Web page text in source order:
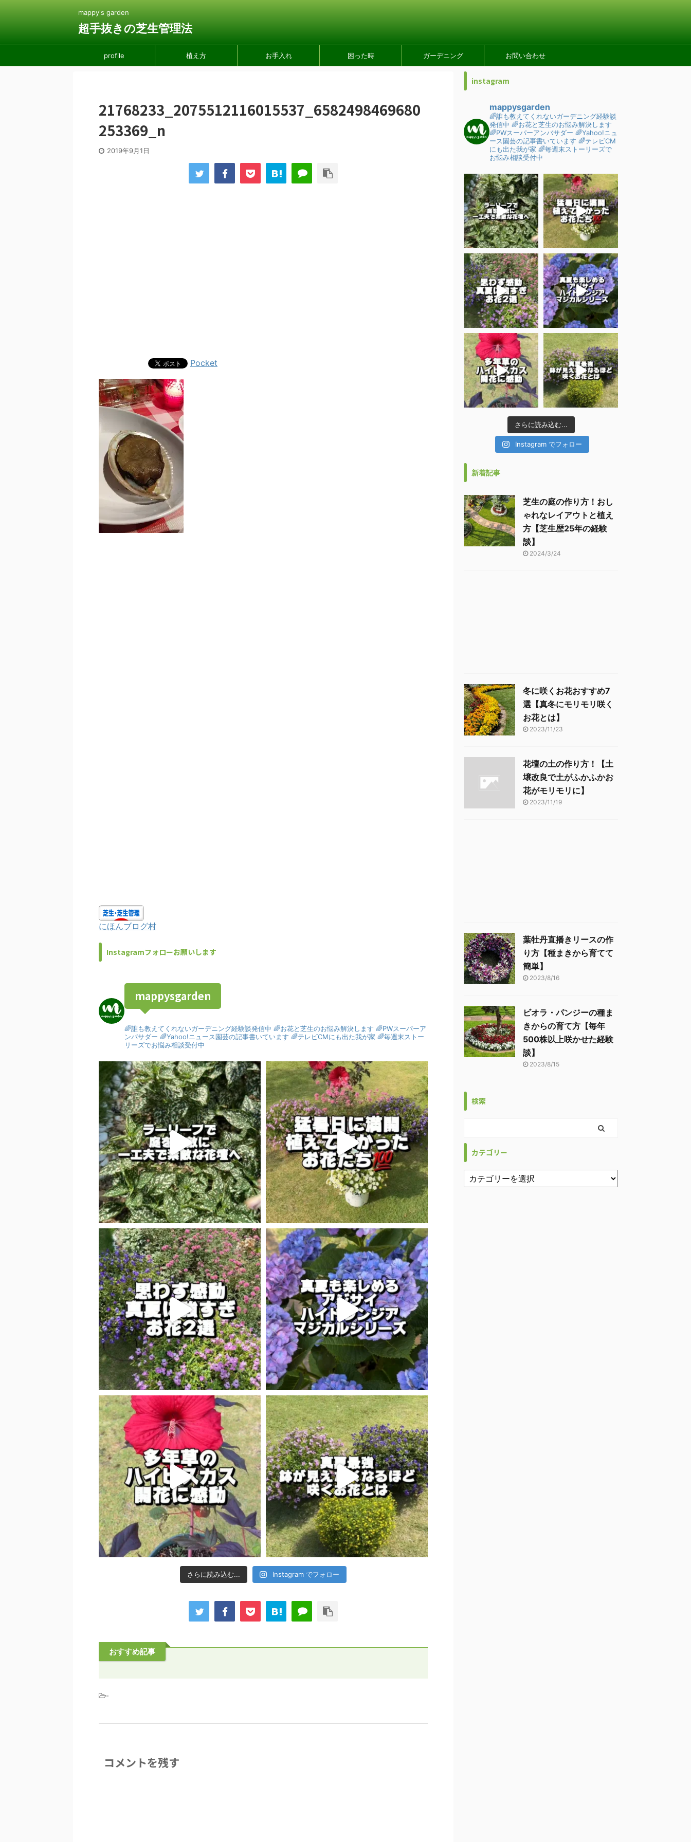
mappy's garden
超手抜きの芝生管理法
profile 植え方 お手入れ 困った時 ガーデニング お問い合わせ
21768233_2075512116015537_6582498469680
253369_n
2019年9月1日
Pocket
にほんブログ村
Instagramフォローお願いします
mappysgarden
🌈誰も教えてくれないガーデニング経験談発信中 🌈お花と芝生のお悩み解決します 🌈PWスーパーア
ンバサダー 🌈Yahoo!ニュース園芸の記事書いています 🌈テレビCMにも出た我が家 🌈毎週末ストー
リーズでお悩み相談受付中
さらに読み込む... Instagram でフォロー
おすすめ記事
-
コメントを残す
instagram
mappysgarden
🌈誰も教えてくれないガーデニング経験談
発信中 🌈お花と芝生のお悩み解決します
🌈PWスーパーアンバサダー 🌈Yahoo!ニュ
ース園芸の記事書いています 🌈テレビCM
にも出た我が家 🌈毎週末ストーリーズで
お悩み相談受付中
さらに読み込む...
Instagram でフォロー
新着記事
芝生の庭の作り方！おし
ゃれなレイアウトと植え
方【芝生歴25年の経験
談】
2024/3/24
冬に咲くお花おすすめ7
選【真冬にモリモリ咲く
お花とは】
2023/11/23
花壇の土の作り方！【土
壌改良で土がふかふかお
花がモリモリに】
2023/11/19
葉牡丹直播きリースの作
り方【種まきから育てて
簡単】
2023/8/16
ビオラ・パンジーの種ま
きからの育て方【毎年
500株以上咲かせた経験
談】
2023/8/15
検索
カテゴリー